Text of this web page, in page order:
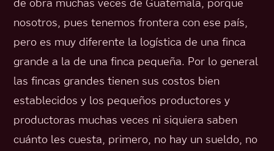
de obra muchas veces de Guatemala, porque
nosotros, pues tenemos frontera con ese país,
pero es muy diferente la logística de una finca
grande a la de una finca pequeña. Por lo general
las fincas grandes tienen sus costos bien
establecidos y los pequeños productores y
productoras muchas veces ni siquiera saben
cuánto les cuesta, primero, no hay un sueldo, no